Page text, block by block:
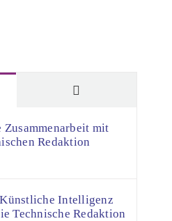
mit
Redaktion
Intelligenz
Technische Redaktion